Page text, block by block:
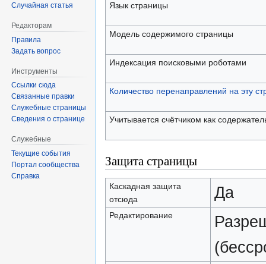
Язык страницы
Модель содержимого страницы
Индексация поисковыми роботами
Количество перенаправлений на эту
Учитывается счётчиком как
Защита страницы
Каскадная защита
отсюда
Да
Редактирование
Случайная статья
Редакторам
Правила
Задать вопрос
Инструменты
Ссылки сюда
Связанные правки
Служебные страницы
Сведения о странице
Служебные
Текущие события
Портал сообщества
Справка